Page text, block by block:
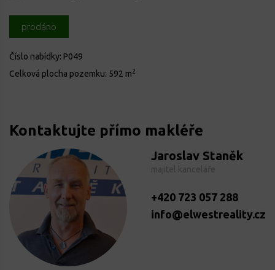
prodáno
Číslo nabídky: P049
Celková plocha pozemku: 592 m2
Kontaktujte přímo makléře
Jaroslav Staněk
+420 723 057 288
info@elwestreality.cz